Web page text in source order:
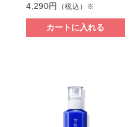
4,290円
（税込）※
カートに入れる